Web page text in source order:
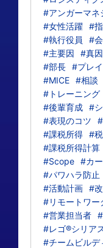
#アンガーマネ
#女性活躍 #
#執行役員
#
#主要因
#真因
#部長 #プレ
#MICE #相談
#トレーニング
#後輩育成 #
#表現のコツ
#課税所得 #
#課税所得計算
#Scope #カ
#パワハラ防止
#活動計画 #
#リモートワー
#営業担当者
#レゴ®シリア
#チームビルデ